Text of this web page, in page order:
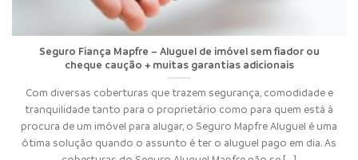
Seguro Fiança Mapfre – Aluguel de imóvel sem fiador ou
cheque caução + muitas garantias adicionais
Com diversas coberturas que trazem segurança, comodidade e
tranquilidade tanto para o proprietário como para quem está à
procura de um imóvel para alugar, o Seguro Mapfre Aluguel é uma
ótima solução quando o assunto é ter o aluguel pago em dia. As